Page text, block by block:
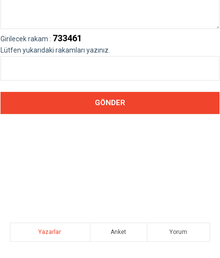
Girilecek rakam : 733461
Lütfen yukarıdaki rakamları yazınız.
Yazarlar Anket Yorum